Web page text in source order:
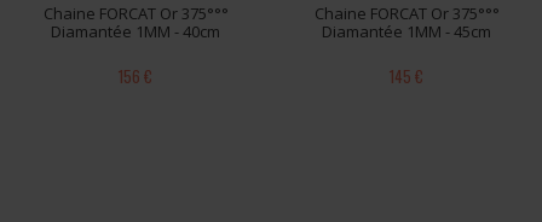
Chaine FORCAT Or 375°°°
Diamantée 1MM - 40cm
156 €
Chaine FORCAT Or 375°°°
Diamantée 1MM - 45cm
145 €